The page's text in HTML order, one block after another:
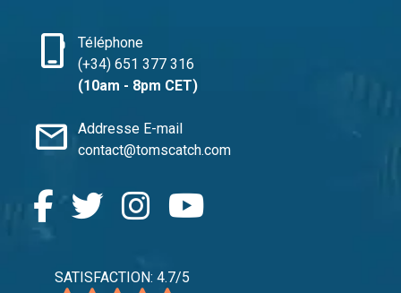
phone_iphone
Téléphone
(+34) 651 377 316
(10am - 8pm CET)
mail
Addresse E-mail
contact@tomscatch.com
SATISFACTION: 4.7/5